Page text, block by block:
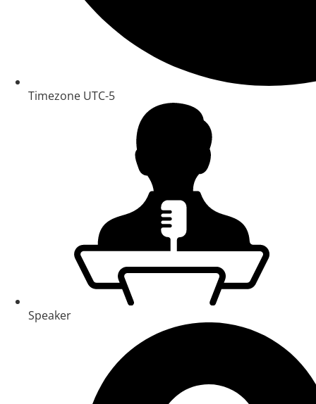
Timezone UTC-5
Speaker